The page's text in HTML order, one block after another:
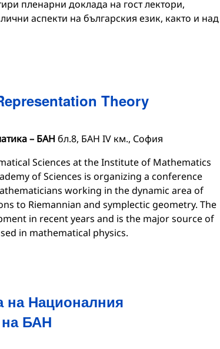
пленарни доклада на гост лектори,
аспекти на българския език, както и над
Theory
– БАН бл.8, БАН IV км., София
Sciences at the Institute of Mathematics
of Sciences is organizing a conference
working in the dynamic area of
to Riemannian and symplectic geometry. The
in recent years and is the major source of
in mathematical physics.
на Националния
БАН